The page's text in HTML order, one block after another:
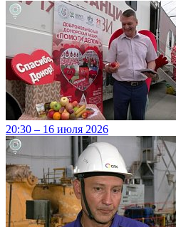
20:30 – 16 июля 2026